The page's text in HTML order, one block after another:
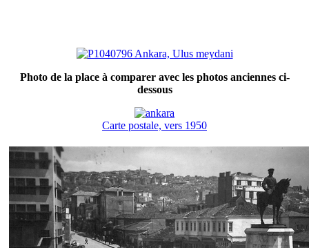
Photo de la place à comparer avec les photos anciennes ci-
dessous
Carte postale, vers 1950